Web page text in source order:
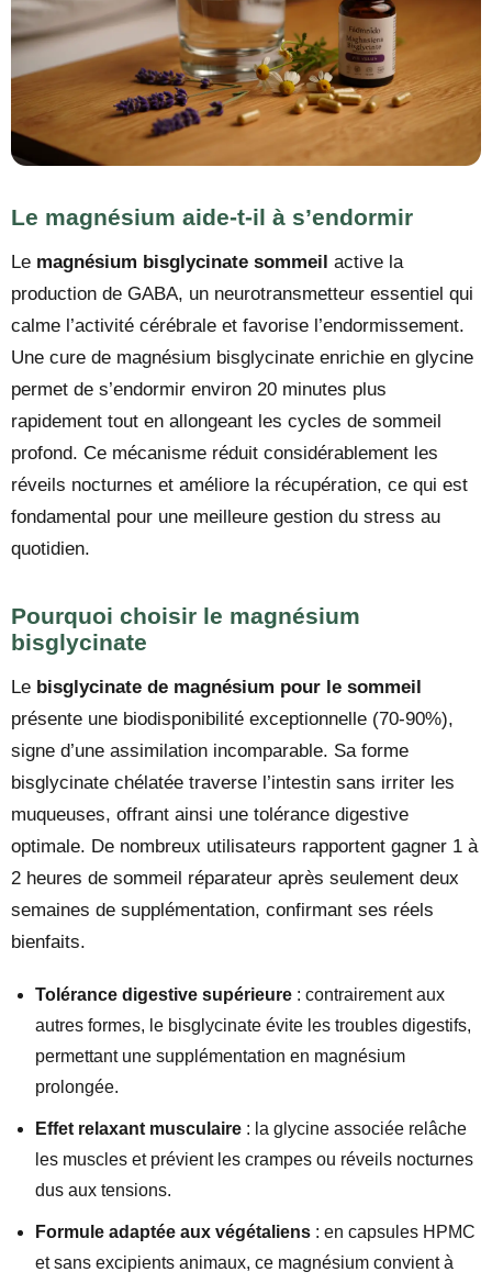
Le magnésium aide-t-il à s’endormir
Le magnésium bisglycinate sommeil active la
production de GABA, un neurotransmetteur essentiel qui
calme l’activité cérébrale et favorise l’endormissement.
Une cure de magnésium bisglycinate enrichie en glycine
permet de s’endormir environ 20 minutes plus
rapidement tout en allongeant les cycles de sommeil
profond. Ce mécanisme réduit considérablement les
réveils nocturnes et améliore la récupération, ce qui est
fondamental pour une meilleure gestion du stress au
quotidien.
Pourquoi choisir le magnésium
bisglycinate
Le bisglycinate de magnésium pour le sommeil
présente une biodisponibilité exceptionnelle (70-90%),
signe d’une assimilation incomparable. Sa forme
bisglycinate chélatée traverse l’intestin sans irriter les
muqueuses, offrant ainsi une tolérance digestive
optimale. De nombreux utilisateurs rapportent gagner 1 à
2 heures de sommeil réparateur après seulement deux
semaines de supplémentation, confirmant ses réels
bienfaits.
Tolérance digestive supérieure : contrairement aux
autres formes, le bisglycinate évite les troubles digestifs,
permettant une supplémentation en magnésium
prolongée.
Effet relaxant musculaire : la glycine associée relâche
les muscles et prévient les crampes ou réveils nocturnes
dus aux tensions.
Formule adaptée aux végétaliens : en capsules HPMC
et sans excipients animaux, ce magnésium convient à